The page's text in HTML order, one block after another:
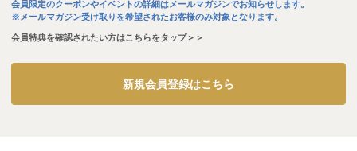
会員限定のクーポンやイベントの詳細はメールマガジンでお知らせします。
※メールマガジン受け取りを希望されたお客様のみ対象となります。
会員特典を確認されたい方はこちらをタップ＞＞
新規会員登録はこちら